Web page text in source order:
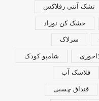
تشک آنتی رفلاکس
خشک کن نوزاد
سرلاک
شامپو کودک
فلاسک آب
قنداق چسبی